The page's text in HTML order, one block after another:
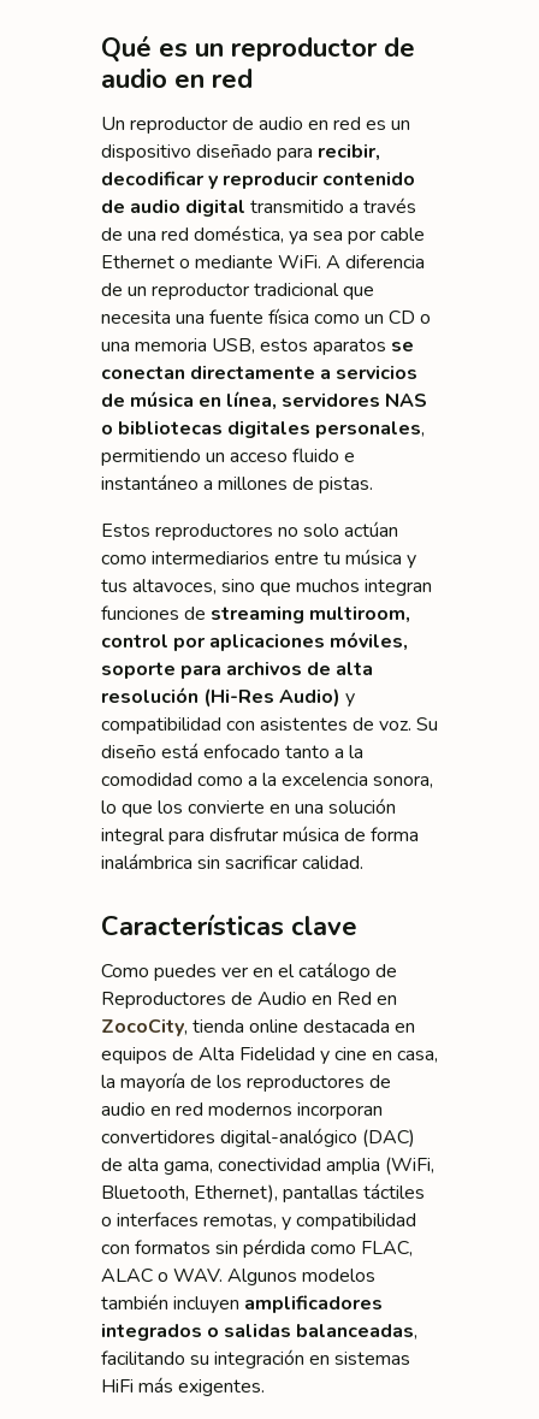
Qué es un reproductor de
audio en red
Un reproductor de audio en red es un
dispositivo diseñado para recibir,
decodificar y reproducir contenido
de audio digital transmitido a través
de una red doméstica, ya sea por cable
Ethernet o mediante WiFi. A diferencia
de un reproductor tradicional que
necesita una fuente física como un CD o
una memoria USB, estos aparatos se
conectan directamente a servicios
de música en línea, servidores NAS
o bibliotecas digitales personales,
permitiendo un acceso fluido e
instantáneo a millones de pistas.
Estos reproductores no solo actúan
como intermediarios entre tu música y
tus altavoces, sino que muchos integran
funciones de streaming multiroom,
control por aplicaciones móviles,
soporte para archivos de alta
resolución (Hi-Res Audio) y
compatibilidad con asistentes de voz. Su
diseño está enfocado tanto a la
comodidad como a la excelencia sonora,
lo que los convierte en una solución
integral para disfrutar música de forma
inalámbrica sin sacrificar calidad.
Características clave
Como puedes ver en el catálogo de
Reproductores de Audio en Red en
ZocoCity, tienda online destacada en
equipos de Alta Fidelidad y cine en casa,
la mayoría de los reproductores de
audio en red modernos incorporan
convertidores digital-analógico (DAC)
de alta gama, conectividad amplia (WiFi,
Bluetooth, Ethernet), pantallas táctiles
o interfaces remotas, y compatibilidad
con formatos sin pérdida como FLAC,
ALAC o WAV. Algunos modelos
también incluyen amplificadores
integrados o salidas balanceadas,
facilitando su integración en sistemas
HiFi más exigentes.